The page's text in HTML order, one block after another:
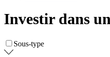
Investir dans
Sous-type